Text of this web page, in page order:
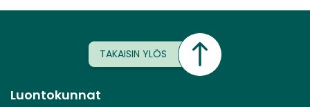
TAKAISIN YLÖS
Luontokunnat